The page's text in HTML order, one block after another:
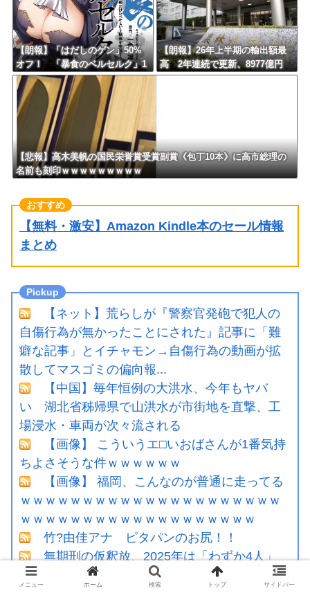
【朗報】「はだしのゲン」50%
オフ！ 「暴食のベルセルク」1
4巻無料ｗｗｗｗｗｗ
【朗報】26年上半期の輸出額最
高 2年連続で更新、8977億円
農水省「インバウンドの増加に
【悲報】高木美帆の国民栄誉賞受賞副賞《包丁10本》に高市総理の
名前も刻印ｗｗｗｗｗｗｗｗｗ
【無料・激安】Amazon Kindle本のセール情報
まとめ
【ネット】荒らしが『警察官発砲で犯人の
自傷行為が無かったことにされた』記事に「難
癖な記事」とイチャモン→自傷行為の動画が拡
散してマスゴミの偏向報...
【中国】毎年恒例の大洪水、今年もヤバ
い 湖北省秭帰県で山洪水が市街地を直撃、工
場浸水・車両が次々流される
【画像】 こういうエ□いおばさんが1番気持
ちよさそうな件ｗｗｗｗｗｗ
【画像】 福岡、こんなのが普通に走ってる
ｗｗｗｗｗｗｗｗｗｗｗｗｗｗｗｗｗｗｗｗｗ
ｗｗｗｗｗｗｗｗｗｗｗｗｗｗｗｗｗｗｗ
竹?由佳アナ ピタパンのお尻！！
無期刑の仮釈放、2025年は「わずか4人」
2024年は32人が獄中死…「終身刑化」の傾向続
メニュー ホーム 検索 トップ サイドバー